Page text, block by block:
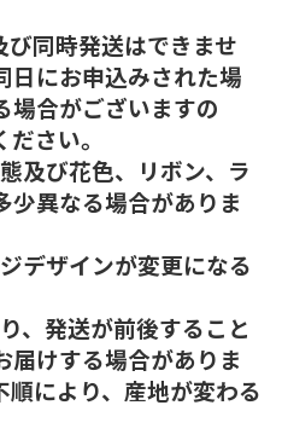
同時発送はできませ
日にお申込みされた場
場合がございますの
さい。
及び花色、リボン、ラ
少異なる場合がありま
デザインが変更になる
、発送が前後すること
届けする場合がありま
により、産地が変わる